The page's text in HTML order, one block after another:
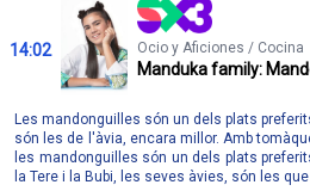
14:02 Ocio y Aficiones / Cocina
Manduka family:
Les mandonguilles són un dels plats
són les de l'àvia, encara millor. Amb
les mandonguilles són un dels plats
la Tere i la Bubi, les seves àvies, són les que